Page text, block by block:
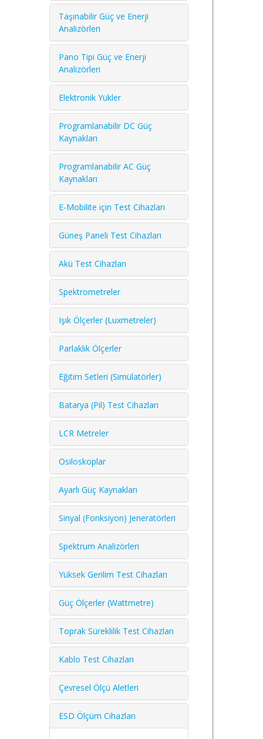
Taşınabilir Güç ve Enerji
Analizörleri
Pano Tipi Güç ve Enerji
Analizörleri
Elektronik Yükler
Programlanabilir DC Güç
Kaynakları
Programlanabilir AC Güç
Kaynakları
E-Mobilite için Test Cihazları
Güneş Paneli Test Cihazları
Akü Test Cihazları
Spektrometreler
Işık Ölçerler (Luxmetreler)
Parlaklık Ölçerler
Eğitim Setleri (Simülatörler)
Batarya (Pil) Test Cihazları
LCR Metreler
Osiloskoplar
Ayarlı Güç Kaynakları
Sinyal (Fonksiyon) Jeneratörleri
Spektrum Analizörleri
Yüksek Gerilim Test Cihazları
Güç Ölçerler (Wattmetre)
Toprak Süreklilik Test Cihazları
Kablo Test Cihazları
Çevresel Ölçü Aletleri
ESD Ölçüm Cihazları